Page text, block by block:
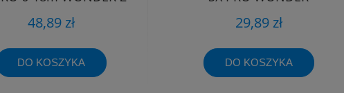
48,89 zł
DO KOSZYKA
29,89 zł
DO KOSZYKA